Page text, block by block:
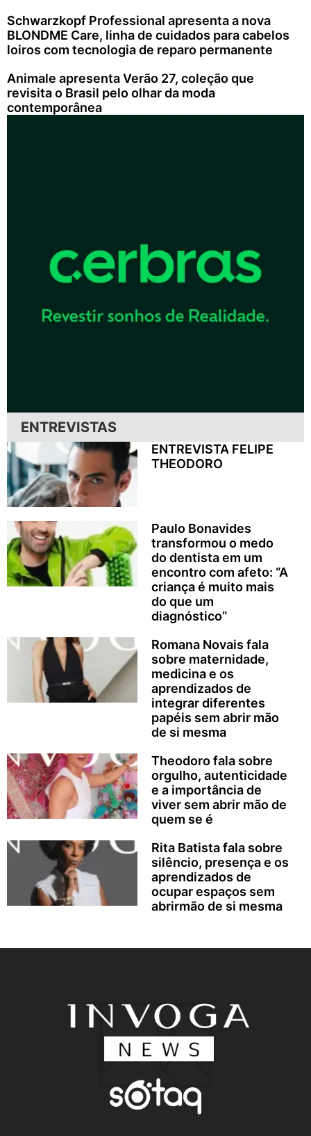
Schwarzkopf Professional apresenta a nova
BLONDME Care, linha de cuidados para cabelos
loiros com tecnologia de reparo permanente
Animale apresenta Verão 27, coleção que
revisita o Brasil pelo olhar da moda
contemporânea
ENTREVISTAS
ENTREVISTA FELIPE
THEODORO
Paulo Bonavides
transformou o medo
do dentista em um
encontro com afeto: “A
criança é muito mais
do que um
diagnóstico”
Romana Novais fala
sobre maternidade,
medicina e os
aprendizados de
integrar diferentes
papéis sem abrir mão
de si mesma
Theodoro fala sobre
orgulho, autenticidade
e a importância de
viver sem abrir mão de
quem se é
Rita Batista fala sobre
silêncio, presença e os
aprendizados de
ocupar espaços sem
abrirmão de si mesma